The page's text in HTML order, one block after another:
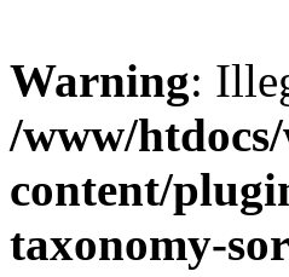
Warning:
/www/
content/
taxonomy-